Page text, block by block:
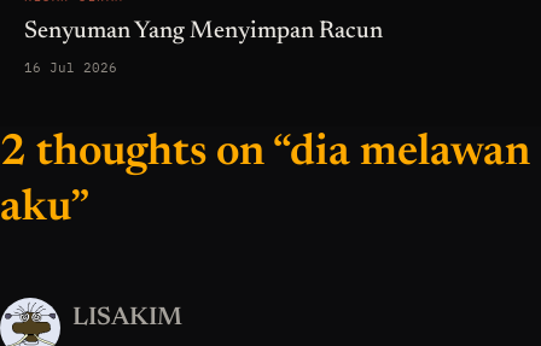
Senyuman Yang Menyimpan Racun
16 Jul 2026
2 thoughts on “dia melawan
aku”
LISAKIM